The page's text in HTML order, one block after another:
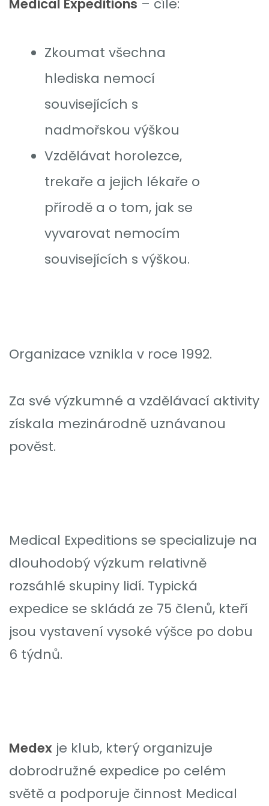
Zkoumat všechna
hlediska nemocí
souvisejících s
nadmořskou výškou
Vzdělávat horolezce,
trekaře a jejich lékaře o
přírodě a o tom, jak se
vyvarovat nemocím
souvisejících s výškou.
Organizace vznikla v roce 1992.
Za své výzkumné a vzdělávací aktivity
získala mezinárodně uznávanou
pověst.
Medical Expeditions se specializuje na
dlouhodobý výzkum relativně
rozsáhlé skupiny lidí. Typická
expedice se skládá ze 75 členů, kteří
jsou vystavení vysoké výšce po dobu
6 týdnů.
Medex je klub, který organizuje
dobrodružné expedice po celém
světě a podporuje činnost Medical